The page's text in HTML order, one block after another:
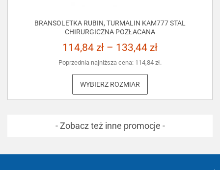
BRANSOLETKA RUBIN, TURMALIN KAM777 STAL
CHIRURGICZNA POZŁACANA
114,84 zł – 133,44 zł
Poprzednia najniższa cena: 114,84 zł.
WYBIERZ ROZMIAR
- Zobacz też inne promocje -